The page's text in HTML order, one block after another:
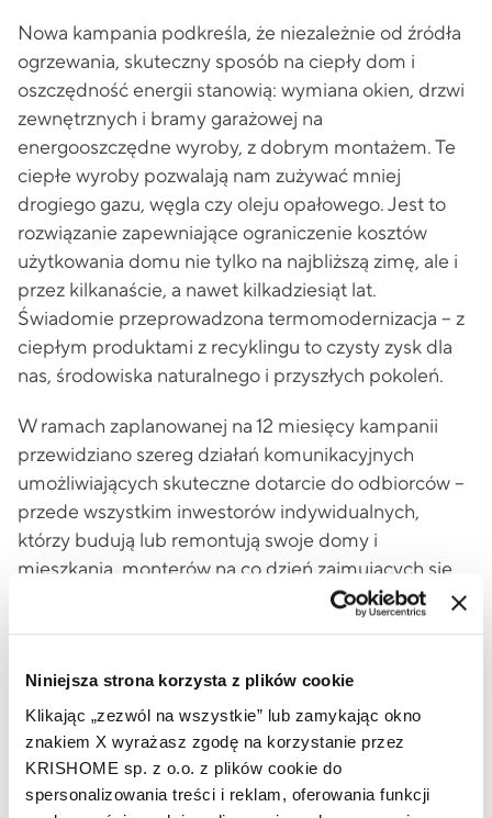
Niniejsza strona korzysta z plików cookie
Klikając „zezwól na wszystkie” lub zamykając okno
znakiem X wyrażasz zgodę na korzystanie przez
KRISHOME sp. z o.o. z plików cookie do
spersonalizowania treści i reklam, oferowania funkcji
Nowa kampania podkreśla, że niezależnie od źródła
ogrzewania, skuteczny sposób na ciepły dom i
oszczędność energii stanowią: wymiana okien, drzwi
zewnętrznych i bramy garażowej na
energooszczędne wyroby, z dobrym montażem. Te
ciepłe wyroby pozwalają nam zużywać mniej
drogiego gazu, węgla czy oleju opałowego. Jest to
rozwiązanie zapewniające ograniczenie kosztów
użytkowania domu nie tylko na najbliższą zimę, ale i
przez kilkanaście, a nawet kilkadziesiąt lat.
Świadomie przeprowadzona termomodernizacja – z
ciepłym produktami z recyklingu to czysty zysk dla
nas, środowiska naturalnego i przyszłych pokoleń.
W ramach zaplanowanej na 12 miesięcy kampanii
przewidziano szereg działań komunikacyjnych
umożliwiających skuteczne dotarcie do odbiorców –
przede wszystkim inwestorów indywidualnych,
którzy budują lub remontują swoje domy i
mieszkania, monterów na co dzień zajmujących się
montażem wyrobów stolarki budowlanej, a także
uczniów szkół branżowych uczących się sztuki
graficznym kampanii jest nowy Key Visual,
nawiązujący do hasła „Zadbaj o ciepły dom”.
Praktycznych porad i inspiracji na temat tego, jakie
energooszczędne rozwiązania wybrać, jak je
zamontować i jak zdobyć dofinansowanie na